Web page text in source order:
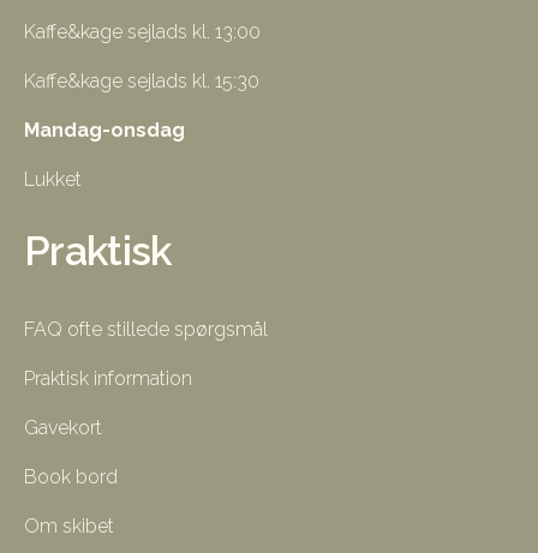
Kaffe&kage sejlads kl. 13:00
Kaffe&kage sejlads kl. 15:30
Mandag-onsdag
Lukket
Praktisk
FAQ ofte stillede spørgsmål
Praktisk information
Gavekort
Book bord
Om skibet